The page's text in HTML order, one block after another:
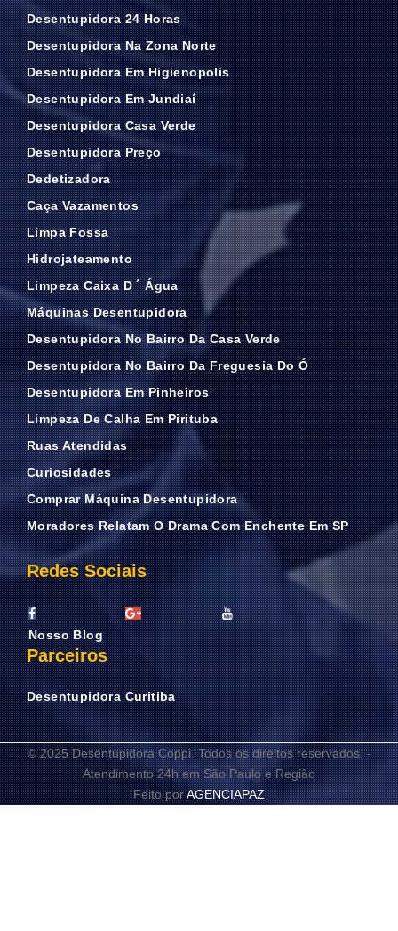
Desentupidora 24 Horas
Desentupidora Na Zona Norte
Desentupidora Em Higienopolis
Desentupidora Em Jundiaí
Desentupidora Casa Verde
Desentupidora Preço
Dedetizadora
Caça Vazamentos
Limpa Fossa
Hidrojateamento
Limpeza Caixa D ´ Água
Máquinas Desentupidora
Desentupidora No Bairro Da Casa Verde
Desentupidora No Bairro Da Freguesia Do Ó
Desentupidora Em Pinheiros
Limpeza De Calha Em Pirituba
Ruas Atendidas
Curiosidades
Comprar Máquina Desentupidora
Moradores Relatam O Drama Com Enchente Em SP
Redes Sociais
Nosso Blog
Parceiros
Desentupidora Curitiba
© 2025 Desentupidora Coppi. Todos os direitos reservados. -
Atendimento 24h em São Paulo e Região
Feito porAGENCIAPAZ